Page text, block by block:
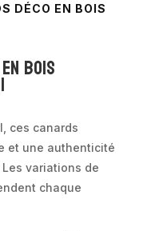
DÉCO EN BOIS
bois
ces canards
et une authenticité
variations de
chaque